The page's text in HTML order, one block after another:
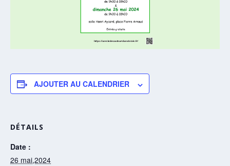
AJOUTER AU CALENDRIER
DÉTAILS
Date :
26 mai,2024